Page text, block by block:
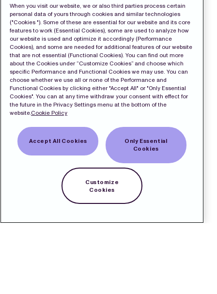
When you visit our website, we or also third parties process certain
personal data of yours through cookies and similar technologies
("Cookies "). Some of these are essential for our website and its core
features to work (Essential Cookies), some are used to analyze how
our website is used and optimize it accordingly (Performance
Cookies), and some are needed for additional features of our website
that are not essential (Functional Cookies). You can find out more
about the Cookies under “Customize Cookies” and choose which
specific Performance and Functional Cookies we may use. You can
choose whether we use all or none of the Performance and
Functional Cookies by clicking either "Accept All" or "Only Essential
Cookies". You can at any time withdraw your consent with effect for
the future in the Privacy Settings menu at the bottom of the
website.Cookie Policy
Accept All Cookies
Only Essential
Cookies
Customize
Cookies